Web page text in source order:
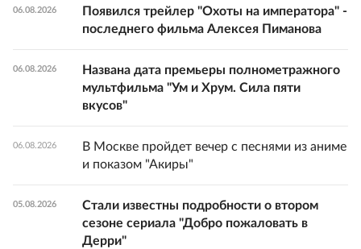
06.08.2026
Появился трейлер "Охоты на императора" -
последнего фильма Алексея Пиманова
06.08.2026
Названа дата премьеры полнометражного
мультфильма "Ум и Хрум. Сила пяти
вкусов"
06.08.2026
В Москве пройдет вечер с песнями из аниме
и показом "Акиры"
05.08.2026
Стали известны подробности о втором
сезоне сериала "Добро пожаловать в
Дерри"